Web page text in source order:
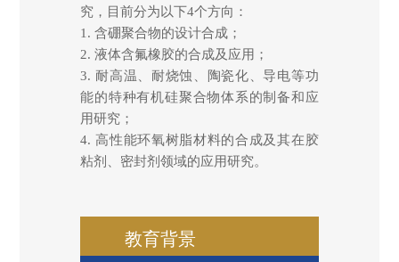
究，目前分为以下4个方向：
1. 含硼聚合物的设计合成；
2. 液体含氟橡胶的合成及应用；
3. 耐高温、耐烧蚀、陶瓷化、导电等功
能的特种有机硅聚合物体系的制备和应
用研究；
4. 高性能环氧树脂材料的合成及其在胶
粘剂、密封剂领域的应用研究。
教育背景